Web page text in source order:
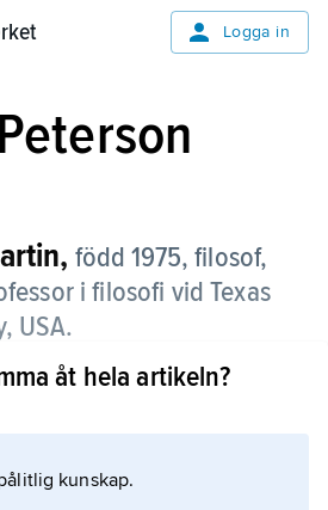
Logga in
född 1975, filosof,
i filosofi vid Texas
USA.
i Karlskrona och
verksam vid University
åt hela artikeln?
kunskap.